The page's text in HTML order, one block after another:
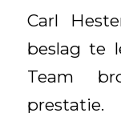
Carl
beslag te
Team
prestatie.